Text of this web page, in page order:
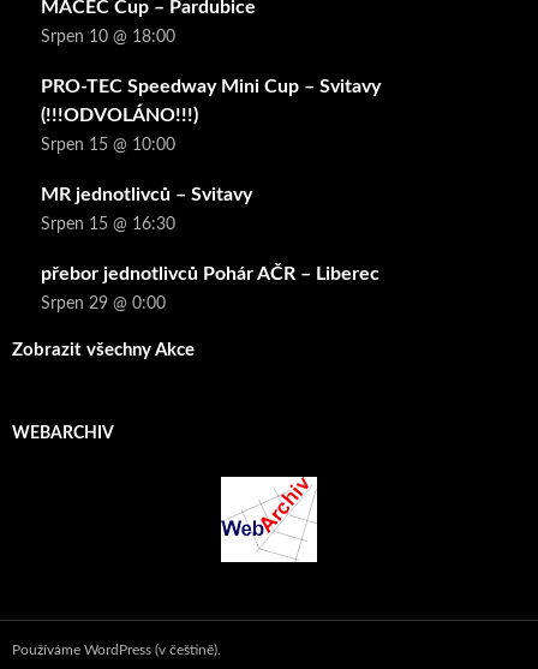
MACEC Cup – Pardubice
Srpen 10 @ 18:00
PRO-TEC Speedway Mini Cup – Svitavy
(!!!ODVOLÁNO!!!)
Srpen 15 @ 10:00
MR jednotlivců – Svitavy
Srpen 15 @ 16:30
přebor jednotlivců Pohár AČR – Liberec
Srpen 29 @ 0:00
Zobrazit všechny Akce
WEBARCHIV
Používáme WordPress (v češtině).